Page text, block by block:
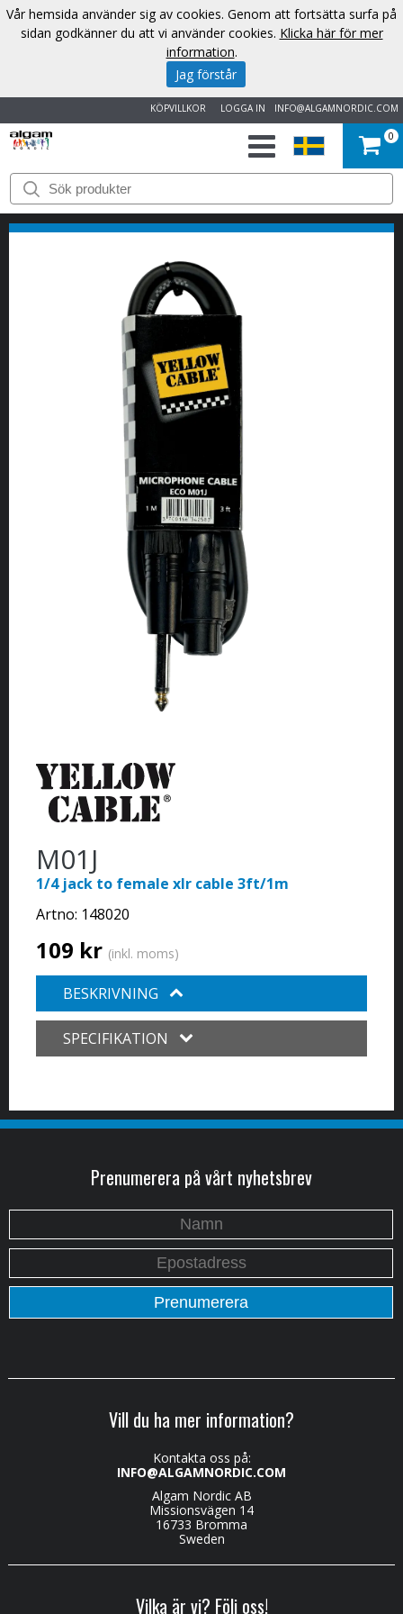
INFO@ALGAMNORDIC.COM
LOGGA IN
KÖPVILLKOR
START
VARUMÄRKEN
KONTAKT
0
M01J
1/4 jack to female xlr cable 3ft/1m
Artno: 148020
109 kr (inkl. moms)
BESKRIVNING
SPECIFIKATION
Prenumerera på vårt nyhetsbrev
Vill du ha mer information?
Kontakta oss på:
INFO@ALGAMNORDIC.COM
Algam Nordic AB
Missionsvägen 14
16733 Bromma
Sweden
Vilka är vi? Följ oss!
Vår hemsida använder sig av cookies. Genom att fortsätta surfa på
sidan godkänner du att vi använder cookies. Klicka här för mer
information.
Jag förstår